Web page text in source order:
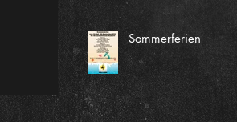
Sommerferien